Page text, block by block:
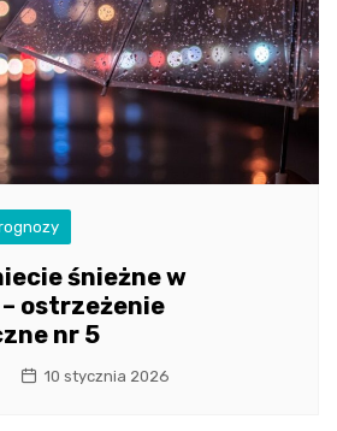
śnieżne w
ostrzeżenie
nr 5
10 stycznia 2026